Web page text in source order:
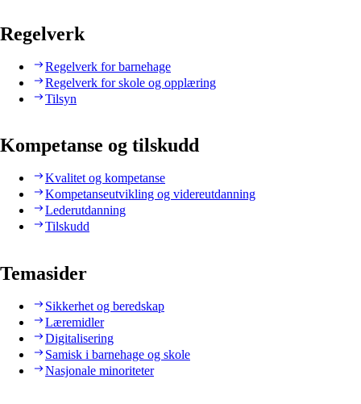
Regelverk
Regelverk for barnehage
Regelverk for skole og opplæring
Tilsyn
Kompetanse og tilskudd
Kvalitet og kompetanse
Kompetanseutvikling og videreutdanning
Lederutdanning
Tilskudd
Temasider
Sikkerhet og beredskap
Læremidler
Digitalisering
Samisk i barnehage og skole
Nasjonale minoriteter